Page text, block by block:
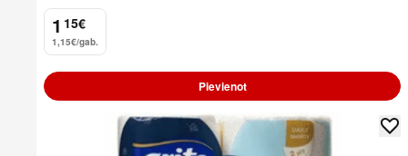
1
. 15€
1,15€/gab.
Pievienot